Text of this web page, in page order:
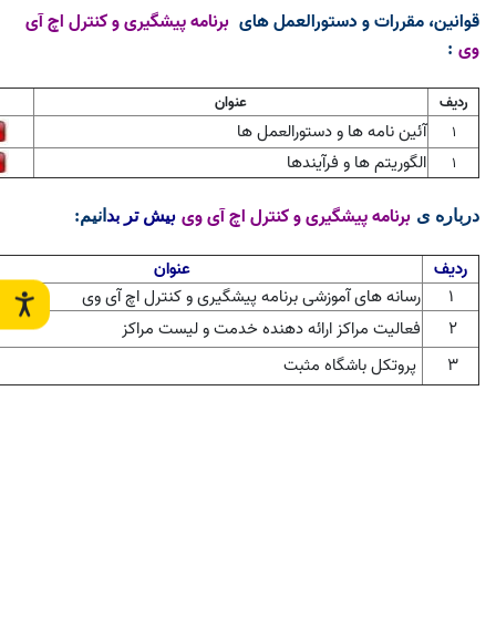
قوانین، مقررات و دستورالعمل های برنامه پیشگیری و کنترل اچ آی
وی :
ردیف
عنوان
1
آئین نامه ها و دستورالعمل ها
1 الگوریتم ها و فرآیندها
درباره ی برنامه پیشگیری و کنترل اچ آی ویبیش تر بد انیم:
ردیف
عنوان
۱
رسانه های آموزشی برنامه پیشگیری و کنترل اچ آی وی
2
فعالیت مراکز ارائه دهنده خدمت و لیست مراکز
3
پروتکل باشگاه مثبت